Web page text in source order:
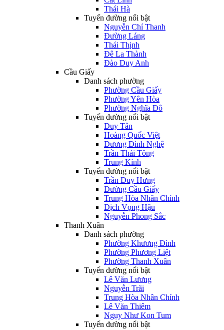
Thái Hà
Tuyến đường nổi bật
Nguyễn Chí Thanh
Đường Láng
Thái Thịnh
Đê La Thành
Đào Duy Anh
Cầu Giấy
Danh sách phường
Phường Cầu Giấy
Phường Yên Hòa
Phường Nghĩa Đô
Tuyến đường nổi bật
Duy Tân
Hoàng Quốc Việt
Dương Đình Nghệ
Trần Thái Tông
Trung Kính
Tuyến đường nổi bật
Trần Duy Hưng
Đường Cầu Giấy
Trung Hòa Nhân Chính
Dịch Vọng Hậu
Nguyễn Phong Sắc
Thanh Xuân
Danh sách phường
Phường Khương Đình
Phường Phương Liệt
Phường Thanh Xuân
Tuyến đường nổi bật
Lê Văn Lương
Nguyễn Trãi
Trung Hòa Nhân Chính
Lê Văn Thiêm
Ngụy Như Kon Tum
Tuyến đường nổi bật